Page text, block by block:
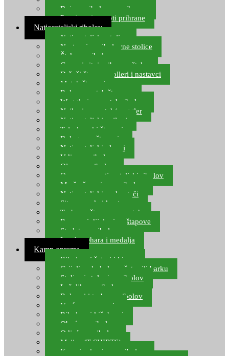
Boje za ribolovnu prihranu
Provjereni recepti prihrane
Natjecateljski ribolov
Natjecateljske stolice
Nastavci za ribolovne stolice
Šteke za ribolov
Gume i sitni pribor za šteku
Držači štapova rolleri i nastavci
Match štapovi
Role za match štapove
Waggleri za match ribolov
Najloni za match/waggler
Natjecateljski najloni
Teleskopski štapovi
Bolognese štapovi
Natjecateljski plovci
Udice za ribolov
Olovo za ribolov
Oprema za natjecateljski ribolov
Mreže čuvarice za ribolov
Natjecateljski podmetači
Sito, posude i kante
Torbe za štapove – match
Rezervni dijelovi za štapove
Starlete za ribolov
Izrada pehara i medalja
Kamp oprema
Ribolovni šatori i bivvy
Grijalice, kuhala za šator ili barku
Stolice i stolovi za ribolov
Ležaljke za ribolov
Ruksaci i torbe za ribolov
Vreće za spavanje
Ribolovni kišobrani
Obuća za ribolov
Odjeća za ribolov
Majice (T-SHIRTS)
Kape i rukavice za ribolov